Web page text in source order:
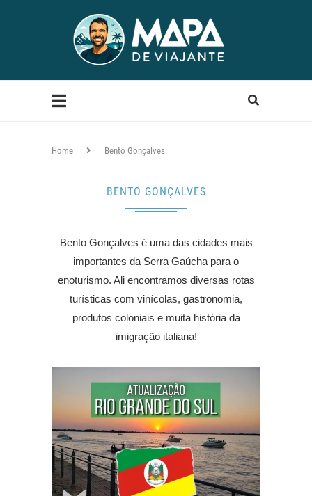
Home Bento Gonçalves
BENTO GONÇALVES
Bento Gonçalves é uma das cidades mais
importantes da Serra Gaúcha para o
enoturismo. Ali encontramos diversas rotas
turísticas com vinícolas, gastronomia,
produtos coloniais e muita história da
imigração italiana!